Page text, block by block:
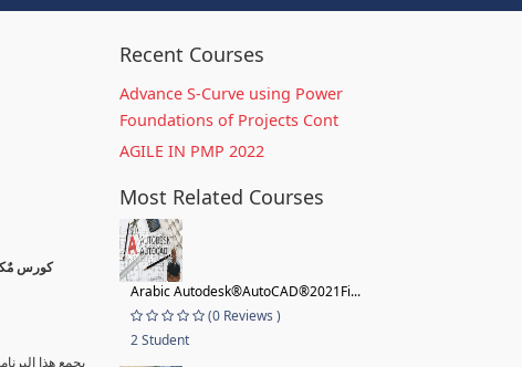
يجمع هذا
Recent Courses
Advance S-Curve using Power
Foundations of Projects Cont
AGILE IN PMP 2022
Most Related Courses
Arabic Autodesk®AutoCAD®2021Fi...
(0 Reviews )
2 Student